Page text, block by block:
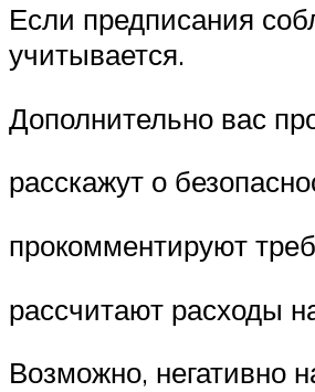
Если предписания
учитывается.
Дополнительно вас
расскажут о
прокомментируют
рассчитают расходы
Возможно, негативно